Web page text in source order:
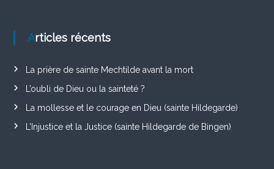
Articles récents
La prière de sainte Mechtilde avant la mort
L’oubli de Dieu ou la sainteté ?
La mollesse et le courage en Dieu (sainte Hildegarde)
L’Injustice et la Justice (sainte Hildegarde de Bingen)